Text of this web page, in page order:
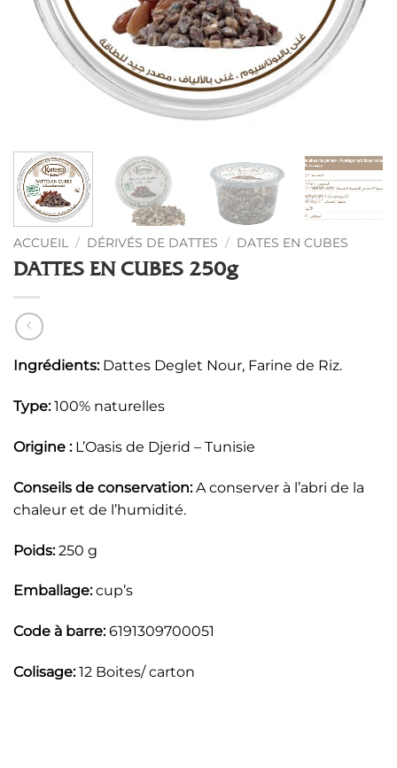
ACCUEIL / DÉRIVÉS DE DATTES / DATES EN CUBES
DATTES EN CUBES 250g
Ingrédients:Dattes Deglet Nour, Farine de Riz.
Type:100% naturelles
Origine :L’Oasis de Djerid – Tunisie
Conseils de conservation:A conserver à l’abri de la
chaleur et de l’humidité.
Poids:250 g
Emballage:cup’s
Code à barre:6191309700051
Colisage:12 Boites/ carton